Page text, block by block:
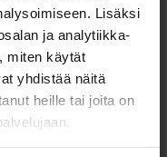
Lisäksi
ja analytiikka-
miten käytät
yhdistää näitä
heille tai joita on